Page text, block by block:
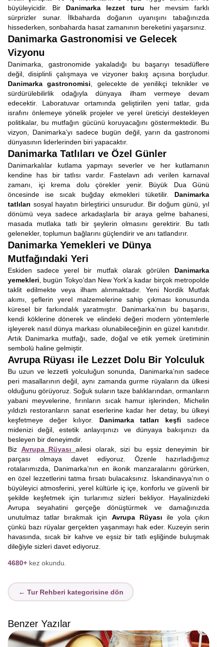
büyüleyicidir. Bir Danimarka lezzet turu her mevsim farklı
sürprizler sunar. İlkbaharda doğanın uyanışını tabağınızda
hissederken, sonbaharda hasat zamanının bereketini yaşarsınız.
Danimarka Gastronomisi ve Gelecek
Vizyonu
Danimarka, gastronomide yakaladığı bu başarıyı tesadüflere
değil, disiplinli çalışmaya ve vizyoner bakış açısına borçludur.
Danimarka gastronomisi , gelecekte de yenilikçi teknikler ve
sürdürülebilirlik odağıyla dünyaya ilham vermeye devam
edecektir. Laboratuvar ortamında geliştirilen yeni tatlar, gıda
israfını önlemeye yönelik projeler ve yerel üreticiyi destekleyen
politikalar, bu mutfağın gücünü koruyacağını göstermektedir. Bu
vizyon, Danimarka’yı sadece bugün değil, yarın da gastronomi
dünyasının liderlerinden biri yapacaktır.
Danimarka Tatlıları ve Özel Günler
Danimarkalılar kutlama yapmayı severler ve her kutlamanın
kendine has bir tatlısı vardır. Fastelavn adı verilen karnaval
zamanı, içi krema dolu çörekler yenir. Büyük Dua Günü
öncesinde ise sıcak buğday ekmekleri tüketilir. Danimarka
tatlıları sosyal hayatın birleştirici unsurudur. Bir doğum günü, yıl
dönümü veya sadece arkadaşlarla bir araya gelme bahanesi,
masada mutlaka tatlı bir şeylerin olmasını gerektirir. Bu tatlı
gelenekler, toplumun bağlarını güçlendirir ve anı tatlandırır.
Danimarka Yemekleri ve Dünya
Mutfağındaki Yeri
Eskiden sadece yerel bir mutfak olarak görülen Danimarka
yemekleri , bugün Tokyo’dan New York’a kadar birçok metropolde
taklit edilmekte veya ilham alınmaktadır. Yeni Nordik Mutfak
akımı, şeflerin yerel malzemelerine sahip çıkması konusunda
küresel bir farkındalık yaratmıştır. Danimarka’nın bu başarısı,
kendi köklerine dönerek ve elindeki değeri modern yöntemlerle
işleyerek nasıl dünya markası olunabileceğinin en güzel kanıtıdır.
Artık Danimarka mutfağı, sade, doğal ve etik yemek üretiminin
sembolü haline gelmiştir.
Avrupa Rüyası ile Lezzet Dolu Bir Yolculuk
Bu uzun ve lezzetli yolculuğun sonunda, Danimarka’nın sadece
peri masallarının değil, aynı zamanda gurme rüyaların da ülkesi
olduğunu görüyoruz. Soğuk suların taze balıklarından, ormanların
yabani meyvelerine, fırınların sıcak hamur işlerinden, Michelin
yıldızlı restoranların sanat eserlerine kadar her detay, bu ülkeyi
keşfetmeye değer kılıyor. Danimarka tatları keşfi sadece
midenizi değil, estetik anlayışınızı ve dünyaya bakışınızı da
besleyen bir deneyimdir.
Biz Avrupa Rüyası
ailesi olarak, sizi bu eşsiz deneyimin bir
parçası olmaya davet ediyoruz. Özenle hazırladığımız
rotalarımızda, Danimarka’nın en ikonik manzaralarını görürken,
en özel lezzetlerini tatma fırsatı bulacaksınız. İskandinavya’nın o
büyüleyici atmosferini, yerel kültürle iç içe, konforlu ve güvenli bir
şekilde keşfetmek için turlarımız sizleri bekliyor. Hayalinizdeki
Avrupa seyahatini gerçeğe dönüştürmek ve damağınızda
unutulmaz tatlar bırakmak için Avrupa Rüyası ile yola çıkın
çünkü bazı rüyalar gerçekten yaşanmayı hak eder. Kuzeyin serin
havasında, sıcak bir kahve ve eşsiz bir tatlı eşliğinde buluşmak
dileğiyle sizleri davet ediyoruz.
4680+ kez okundu.
← Tur Rehberi kategorisine dön
Benzer Yazılar